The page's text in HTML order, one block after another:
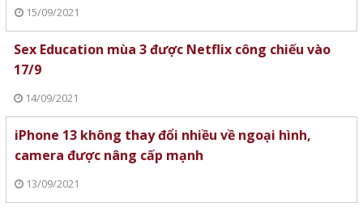
15/09/2021
Sex Education mùa 3 được Netflix công chiếu vào
17/9
14/09/2021
iPhone 13 không thay đổi nhiều về ngoại hình,
camera được nâng cấp mạnh
13/09/2021